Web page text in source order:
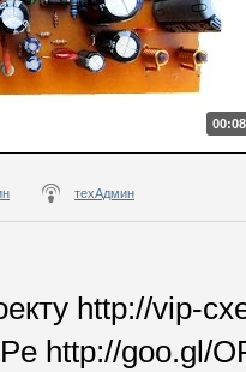
техАдмин
http://vip-
http://goo.gl/